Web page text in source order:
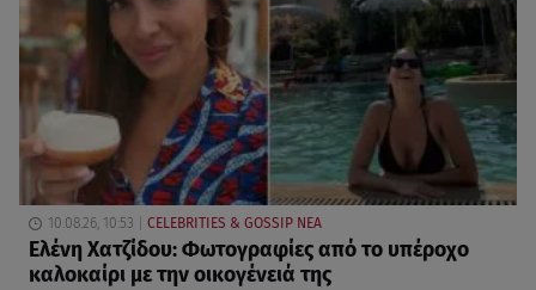
10.08.26, 10:53 CELEBRITIES & GOSSIP ΝΕΑ
Ελένη Χατζίδου: Φωτογραφίες από το υπέροχο
καλοκαίρι με την οικογένειά της